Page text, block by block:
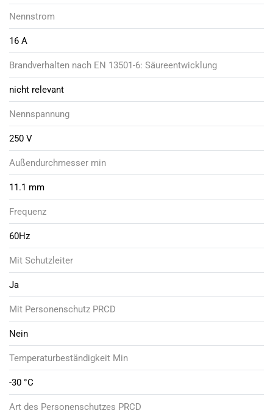
Nennstrom
16 A
Brandverhalten nach EN 13501-6: Säureentwicklung
nicht relevant
Nennspannung
250 V
Außendurchmesser min
11.1 mm
Frequenz
60Hz
Mit Schutzleiter
Ja
Mit Personenschutz PRCD
Nein
Temperaturbeständigkeit Min
-30 °C
Art des Personenschutzes PRCD